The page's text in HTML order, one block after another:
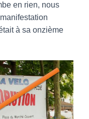
en rien, nous
à sa onzième